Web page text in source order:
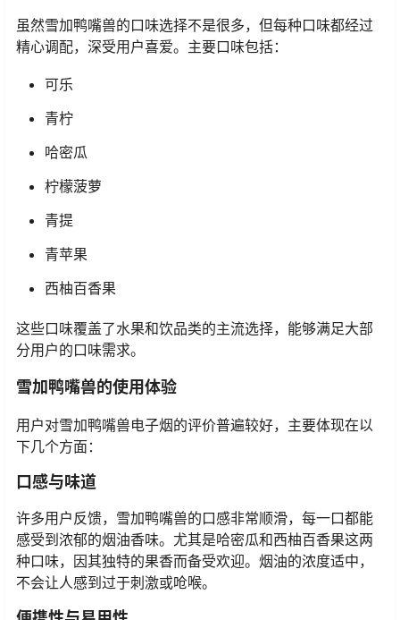
虽然雪加鸭嘴兽的口味选择不是很多，但每种口味都经过
精心调配，深受用户喜爱。主要口味包括：
可乐
青柠
哈密瓜
柠檬菠萝
青提
青苹果
西柚百香果
这些口味覆盖了水果和饮品类的主流选择，能够满足大部
分用户的口味需求。
雪加鸭嘴兽的使用体验
用户对雪加鸭嘴兽电子烟的评价普遍较好，主要体现在以
下几个方面：
口感与味道
许多用户反馈，雪加鸭嘴兽的口感非常顺滑，每一口都能
感受到浓郁的烟油香味。尤其是哈密瓜和西柚百香果这两
种口味，因其独特的果香而备受欢迎。烟油的浓度适中，
不会让人感到过于刺激或呛喉。